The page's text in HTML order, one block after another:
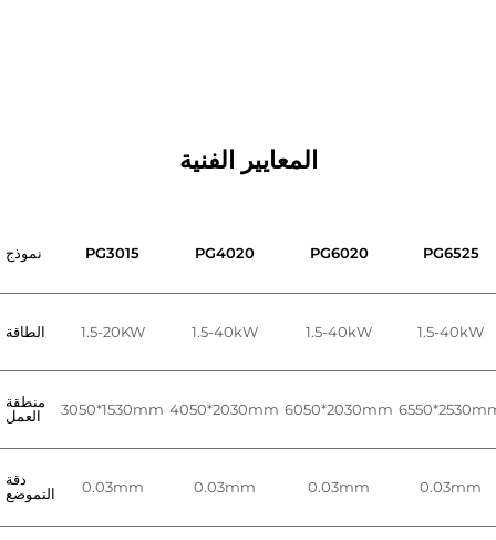
المعايير الفنية
نموذج PG3015 PG4020 PG6020 PG6525
الطاقة 1.5-20KW 1.5-40kW 1.5-40kW 1.5-40kW
منطقة
العمل
3050*1530mm 4050*2030mm 6050*2030mm
دقة
التموضع
0.03mm 0.03mm 0.03mm 0.03mm